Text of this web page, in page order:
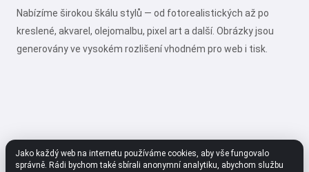
Nabízíme širokou škálu stylů — od fotorealistických až po
kreslené, akvarel, olejomalbu, pixel art a další. Obrázky jsou
generovány ve vysokém rozlišení vhodném pro web i tisk.
Jako každý web na internetu používáme cookies, aby vše fungovalo
správně. Rádi bychom také sbírali anonymní analytiku, abychom službu